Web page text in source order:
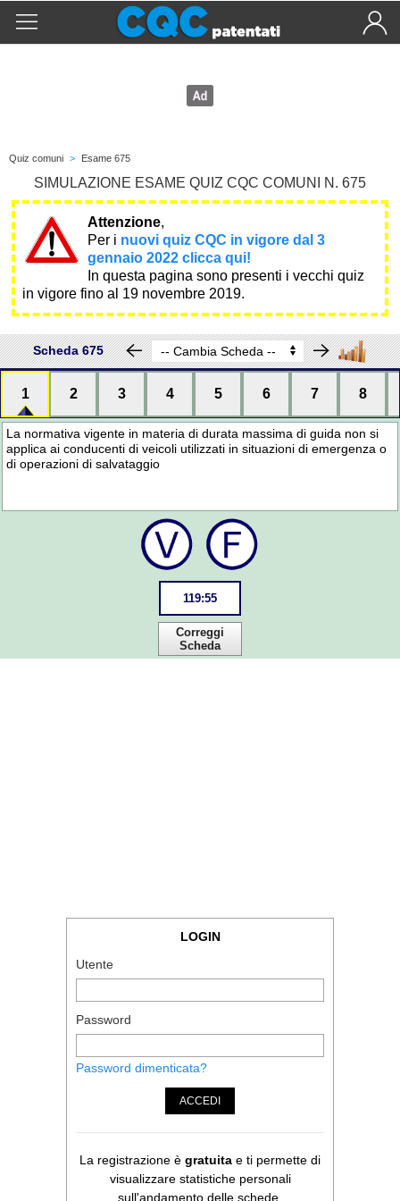
Quiz comuni > Esame 675
SIMULAZIONE ESAME QUIZ CQC COMUNI N. 675
Attenzione,
Per i nuovi quiz CQC in vigore dal 3
gennaio 2022 clicca qui!
In questa pagina sono presenti i vecchi quiz
in vigore fino al 19 novembre 2019.
Scheda 675
1 2 3 4 5 6 7 8
La normativa vigente in materia di durata massima di guida non si
applica ai conducenti di veicoli utilizzati in situazioni di emergenza o
di operazioni di salvataggio
119:55
Correggi
Scheda
LOGIN
Utente
Password
Password dimenticata?
ACCEDI
La registrazione è gratuita e ti permette di
visualizzare statistiche personali
sull'andamento delle schede.